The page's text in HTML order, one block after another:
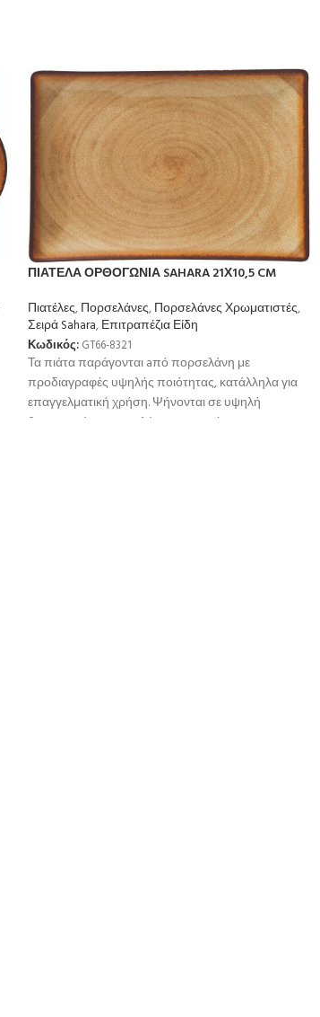
ΠΙΑΤΕΛΑ ΟΡΘΟΓΩΝΙΑ SAHARA 21Χ10,5 CM
Πιατέλες,Πορσελάνες,Πορσελάνες Χρωματιστές,
Σειρά Sahara,Επιτραπέζια Είδη
Κωδικός: GT66-8321
Τα πιάτα παράγονται aπό πορσελάνη με
προδιαγραφές υψηλής ποιότητας, κατάλληλα για
επαγγελματική χρήση. Ψήνονται σε υψηλή
θερμοκρσία για μεγαλύτερη αντοχή